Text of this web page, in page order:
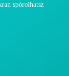
spórolhatsz